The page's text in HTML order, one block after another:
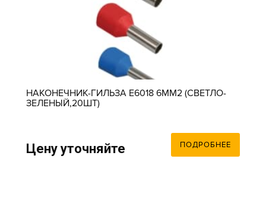
НАКОНЕЧНИК-ГИЛЬЗА Е6018 6ММ2 (СВЕТЛО-
ЗЕЛЕНЫЙ,20ШТ)
Цену уточняйте ПОДРОБНЕЕ